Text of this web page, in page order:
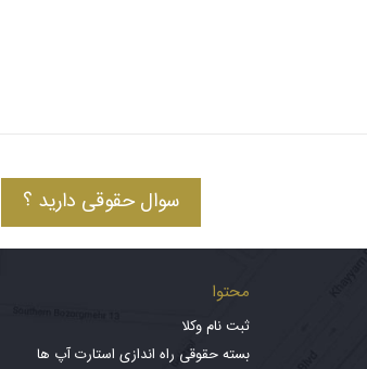
سوال حقوقی دارید ؟
محتوا
ثبت نام وکلا
بسته حقوقی راه اندازی استارت آپ ها